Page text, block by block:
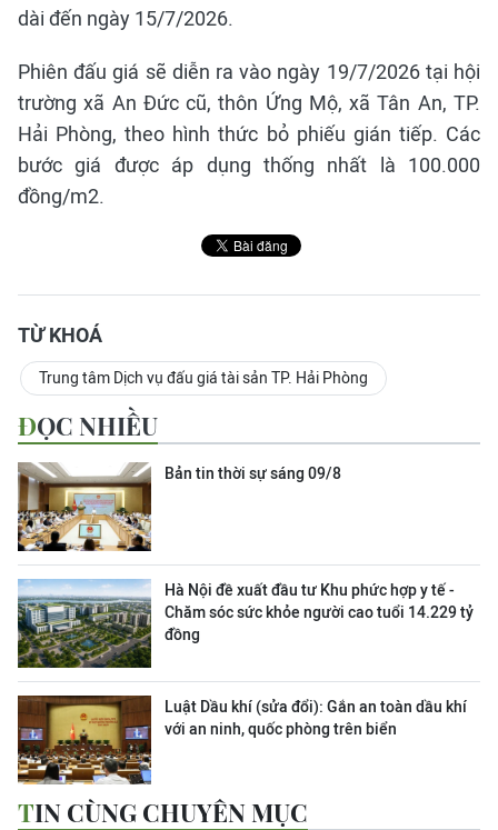
dài đến ngày 15/7/2026.
Phiên đấu giá sẽ diễn ra vào ngày 19/7/2026 tại hội
trường xã An Đức cũ, thôn Ứng Mộ, xã Tân An, TP.
Hải Phòng, theo hình thức bỏ phiếu gián tiếp. Các
bước giá được áp dụng thống nhất là 100.000
đồng/m2.
TỪ KHOÁ
Trung tâm Dịch vụ đấu giá tài sản TP. Hải Phòng
ĐỌC NHIỀU
Bản tin thời sự sáng 09/8
Hà Nội đề xuất đầu tư Khu phức hợp y tế -
Chăm sóc sức khỏe người cao tuổi 14.229 tỷ
đồng
Luật Dầu khí (sửa đổi): Gắn an toàn dầu khí
với an ninh, quốc phòng trên biển
TIN CÙNG CHUYÊN MỤC